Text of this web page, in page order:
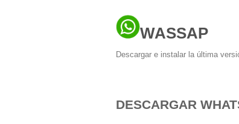
WASSAP
Descargar e instalar la última
DESCARGAR